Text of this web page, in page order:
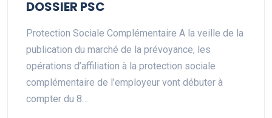
DOSSIER PSC
Protection Sociale Complémentaire A la veille de la
publication du marché de la prévoyance, les
opérations d’affiliation à la protection sociale
complémentaire de l’employeur vont débuter à
compter du 8…